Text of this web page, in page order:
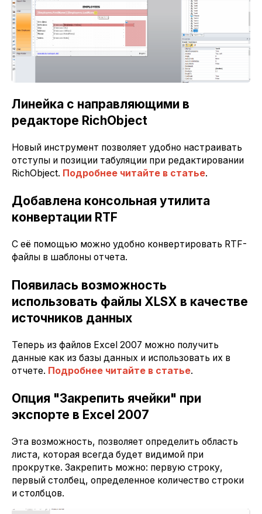
Линейка с направляющими в
редакторе RichObject
Новый инструмент позволяет удобно настраивать
отступы и позиции табуляции при редактировании
RichObject. Подробнее читайте в статье.
Добавлена консольная утилита
конвертации RTF
С её помощью можно удобно конвертировать RTF-
файлы в шаблоны отчета.
Появилась возможность
использовать файлы XLSX в качестве
источников данных
Теперь из файлов Excel 2007 можно получить
данные как из базы данных и использовать их в
отчете. Подробнее читайте в статье.
Опция "Закрепить ячейки" при
экспорте в Excel 2007
Эта возможность, позволяет определить область
листа, которая всегда будет видимой при
прокрутке. Закрепить можно: первую строку,
первый столбец, определенное количество строки
и столбцов.